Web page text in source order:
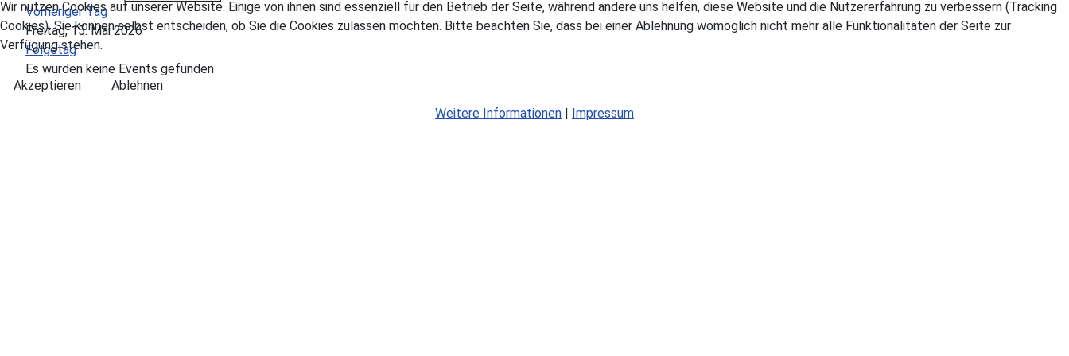
Vorheriger Tag
Freitag, 15. Mai 2026
Folgetag
Es wurden keine Events gefunden
Wir nutzen Cookies auf unserer Website. Einige von ihnen sind essenziell für den Betrieb der Seite, während andere uns helfen, diese Website und die Nutzererfahrung zu verbessern (Tracking
Cookies). Sie können selbst entscheiden, ob Sie die Cookies zulassen möchten. Bitte beachten Sie, dass bei einer Ablehnung womöglich nicht mehr alle Funktionalitäten der Seite zur
Verfügung stehen.
Akzeptieren
Ablehnen
Weitere Informationen | Impressum